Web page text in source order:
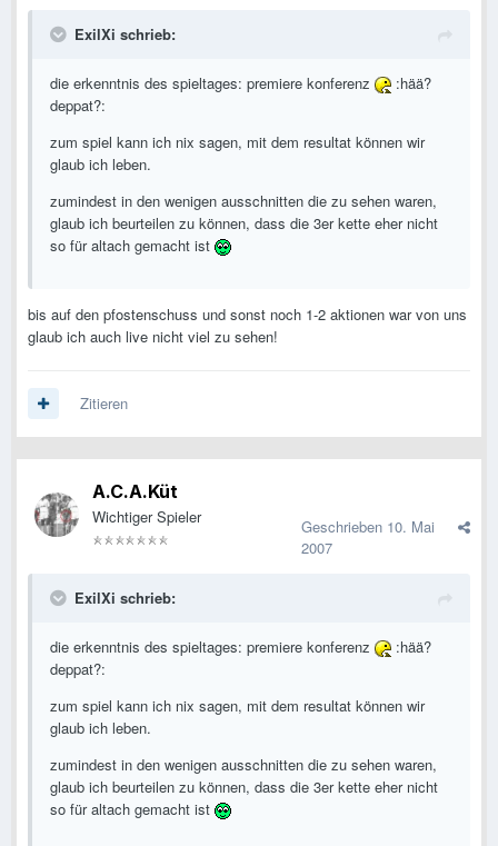
ExilXi schrieb:
die erkenntnis des spieltages: premiere konferenz
:hää?
deppat?:
zum spiel kann ich nix sagen, mit dem resultat können wir
glaub ich leben.
zumindest in den wenigen ausschnitten die zu sehen waren,
glaub ich beurteilen zu können, dass die 3er kette eher nicht
so für altach gemacht ist
bis auf den pfostenschuss und sonst noch 1-2 aktionen war von uns
glaub ich auch live nicht viel zu sehen!
Zitieren
A.C.A.Küt
Wichtiger Spieler Geschrieben 10. Mai
2007
ExilXi schrieb:
die erkenntnis des spieltages: premiere konferenz
:hää?
deppat?:
zum spiel kann ich nix sagen, mit dem resultat können wir
glaub ich leben.
zumindest in den wenigen ausschnitten die zu sehen waren,
glaub ich beurteilen zu können, dass die 3er kette eher nicht
so für altach gemacht ist